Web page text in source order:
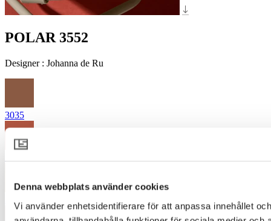
Denna webbplats använder cookies
Vi använder enhetsidentifierare för att anpassa innehållet
POLAR 3552
Designer : Johanna de Ru
3035